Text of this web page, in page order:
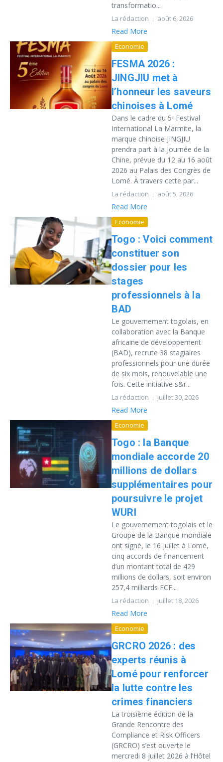
transformatio...
La rédaction août 6, 2026
Read More
Economie
FESMA 2026 :
JINGJIU met à
l’honneur les saveurs
chinoises à Lomé
Dans le cadre du 5ᵉ Festival
International La Marmite, la
marque chinoise JINGJIU
prendra part à la Journée de la
Chine, prévue du 12 au 16 août
2026 au Palais des Congrès de
Lomé. À travers cette par...
La rédaction août 5, 2026
Read More
Economie
Togo : Voici comment
constituer son
dossier pour les
stages
professionnels à la
BAD
Le gouvernement togolais, en
collaboration avec la Banque
africaine de développement
(BAD), recrute 38 stagiaires
professionnels pour une durée
de six mois, renouvelable une
fois. Cette initiative s&r...
La rédaction juillet 30, 2026
Read More
Economie
Togo : la Banque
mondiale accorde 20
millions de dollars
supplémentaires pour
poursuivre le projet
WURI
Le gouvernement togolais et le
Groupe de la Banque mondiale
ont signé, le 16 juillet à Lomé,
cinq accords de financement
d’un montant total de 429
millions de dollars, soit environ
257,4 milliards FCF...
La rédaction juillet 18, 2026
Read More
Economie
GRCRO 2026 : des
experts réunis à
Lomé pour renforcer
la lutte contre les
crimes financiers
La troisième édition de la
Grande Rencontre des
Compliance et Risk Officers
(GRCRO) s’est ouverte le
mercredi 8 juillet 2026 à l’Hôtel